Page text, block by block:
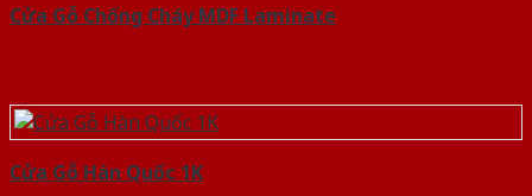
Cửa Gỗ Chống Cháy MDF Laminate
Cửa Gỗ Hàn Quốc 1K